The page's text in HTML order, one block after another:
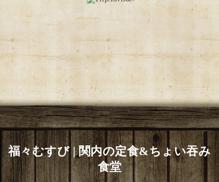
福々むすび | 関内の定食&ちょい吞み
食堂